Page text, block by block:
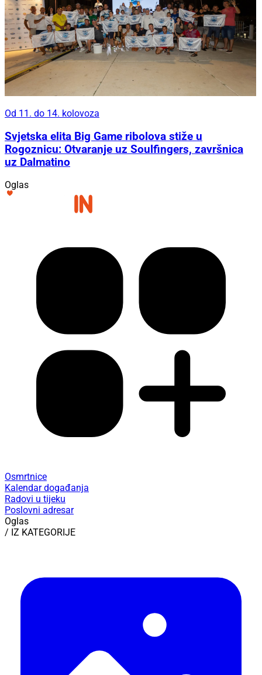
Od 11. do 14. kolovoza
Svjetska elita Big Game ribolova stiže u
Rogoznicu: Otvaranje uz Soulfingers, završnica
uz Dalmatino
Oglas
Osmrtnice
Kalendar događanja
Radovi u tijeku
Poslovni adresar
Oglas
/ IZ KATEGORIJE